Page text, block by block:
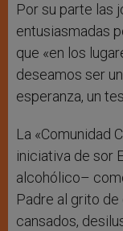
Por su parte las
entusiasmadas
que «en los
deseamos ser
esperanza, un
La «Comunidad
iniciativa de sor
alcohólico–
Padre al grito
cansados,